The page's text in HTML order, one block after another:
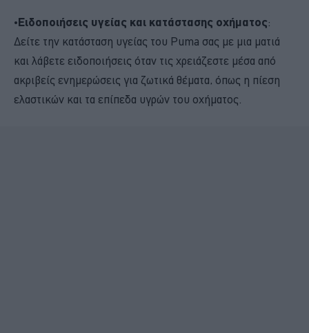
•Ειδοποιήσεις υγείας και κατάστασης οχήματος:
Δείτε την κατάσταση υγείας του Puma σας με μια ματιά
και λάβετε ειδοποιήσεις όταν τις χρειάζεστε μέσα από
ακριβείς ενημερώσεις για ζωτικά θέματα, όπως η πίεση
ελαστικών και τα επίπεδα υγρών του οχήματος.